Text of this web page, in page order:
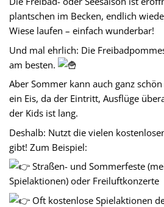
plantschen im Becken, endlich
Wiese laufen – einfach wunderbar!
Und mal ehrlich: Die
am besten.
Aber Sommer kann auch ganz
ein Eis, da der Eintritt, Ausflüge
der Kids ist lang.
Deshalb: Nutzt die vielen
gibt! Zum Beispiel:
Straßen- und Sommerfeste
Spielaktionen) oder Freiluftkonzerte
Oft kostenlose Spielaktionen